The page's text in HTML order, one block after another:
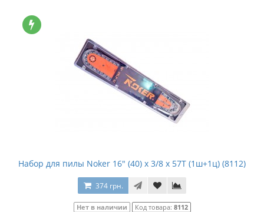
Набор для пилы Noker 16" (40) x 3/8 x 57T (1ш+1ц) (8112)
374 грн.
Нет в наличии Код товара: 8112